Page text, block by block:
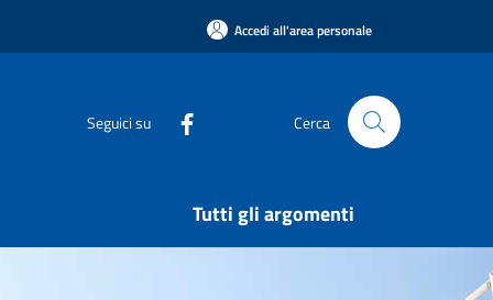
Accedi all'area personale
Seguici su Cerca
Tutti gli argomenti